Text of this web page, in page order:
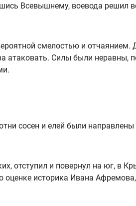
Всевышнему, воевода решил
смелостью и отчаянием.
атаковать. Силы были неравны,
сосен и елей были направлены
отступил и повернул на юг, в
историка Ивана